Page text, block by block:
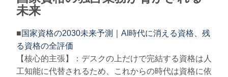
未来
■国家資格の2030未来予測｜AI時代に消える資格、残
る資格の全評価
【核心的主張】：デスクの上だけで完結する資格は人
工知能に代替されるため、これからの時代は資格に依